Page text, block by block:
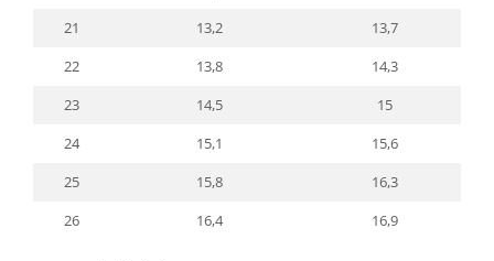
21
13,2
13,7
22
13,8
14,3
23
14,5
15
24
15,1
15,6
25
15,8
16,3
26
16,4 16,9